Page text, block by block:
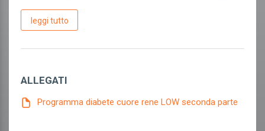
Altro
Altro
leggi tutto
ALLEGATI
Programma diabete cuore rene LOW seconda parte